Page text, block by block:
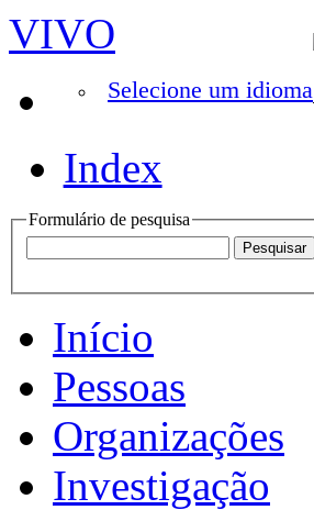
VIVO
Selecione um idioma
Index
Formulário de pesquisa
Início
Pessoas
Organizações
Investigação